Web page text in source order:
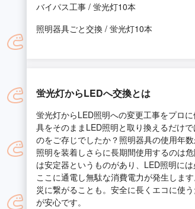
バイパス工事 / 蛍光灯10本
照明器具ごと交換 / 蛍光灯10本
蛍光灯からLEDへ交換とは
蛍光灯からLED照明への変更工事をプロ
具をそのままLED照明と取り換えるだけ
のをご存じでしたか？照明器具の使用年
照明を装着しさらに長期間使用するのは
は安定器というものがあり、LED照明に
ここに通電し無駄な消費電力が発生しま
災に繋がることも。安全に長くエコに使
が安心です。